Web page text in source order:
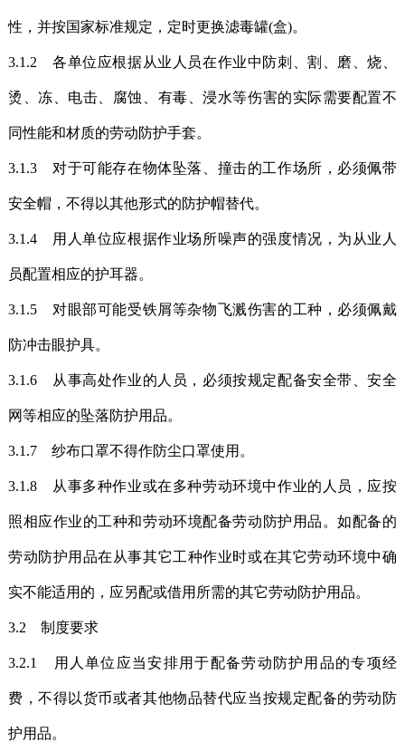
性，并按国家标准规定，定时更换滤毒罐(盒)。
3.1.2 各单位应根据从业人员在作业中防刺、割、磨、烧、
烫、冻、电击、腐蚀、有毒、浸水等伤害的实际需要配置不
同性能和材质的劳动防护手套。
3.1.3 对于可能存在物体坠落、撞击的工作场所，必须佩带
安全帽，不得以其他形式的防护帽替代。
3.1.4 用人单位应根据作业场所噪声的强度情况，为从业人
员配置相应的护耳器。
3.1.5 对眼部可能受铁屑等杂物飞溅伤害的工种，必须佩戴
防冲击眼护具。
3.1.6 从事高处作业的人员，必须按规定配备安全带、安全
网等相应的坠落防护用品。
3.1.7 纱布口罩不得作防尘口罩使用。
3.1.8 从事多种作业或在多种劳动环境中作业的人员，应按
照相应作业的工种和劳动环境配备劳动防护用品。如配备的
劳动防护用品在从事其它工种作业时或在其它劳动环境中确
实不能适用的，应另配或借用所需的其它劳动防护用品。
3.2 制度要求
3.2.1 用人单位应当安排用于配备劳动防护用品的专项经
费，不得以货币或者其他物品替代应当按规定配备的劳动防
护用品。